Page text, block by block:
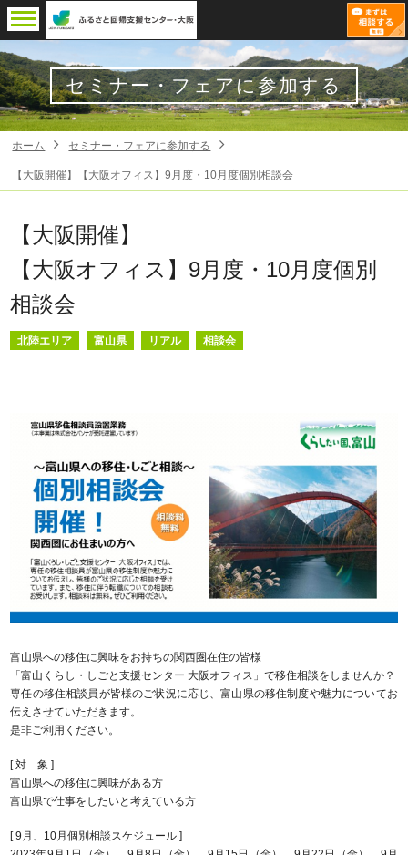
セミナー・フェアに参加する
ホーム セミナー・フェアに参加する
【大阪開催】【大阪オフィス】9月度・10月度個別相談会
【大阪開催】
【大阪オフィス】9月度・10月度個別
相談会
北陸エリア 富山県 リアル 相談会
富山県への移住に興味をお持ちの関西圏在住の皆様
「富山くらし・しごと支援センター 大阪オフィス」で移住相談をしませんか？
専任の移住相談員が皆様のご状況に応じ、富山県の移住制度や魅力についてお
伝えさせていただきます。
是非ご利用ください。
[ 対 象 ]
富山県への移住に興味がある方
富山県で仕事をしたいと考えている方
[ 9月、10月個別相談スケジュール ]